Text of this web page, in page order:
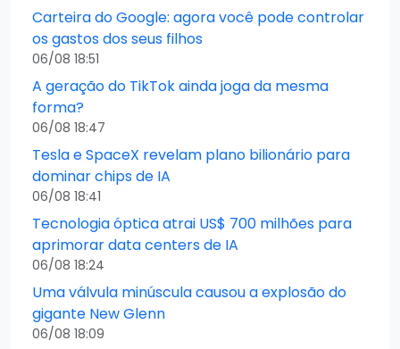
Carteira do Google: agora você pode controlar
os gastos dos seus filhos
06/08 18:51
A geração do TikTok ainda joga da mesma
forma?
06/08 18:47
Tesla e SpaceX revelam plano bilionário para
dominar chips de IA
06/08 18:41
Tecnologia óptica atrai US$ 700 milhões para
aprimorar data centers de IA
06/08 18:24
Uma válvula minúscula causou a explosão do
gigante New Glenn
06/08 18:09